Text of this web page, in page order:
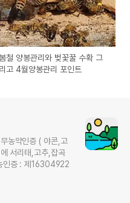
봄철 양봉관리와 벚꽃꿀 수확 그
리고 4월양봉관리 포인트
농약인증 ( 야콘,고
서리태,고추,잡곡
인증 : 제16304922